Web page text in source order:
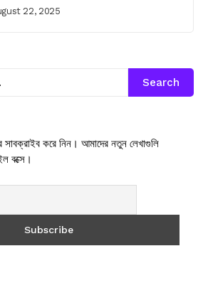
22, 2025
Search
সাবক্রাইব করে নিন। আমাদের নতুন লেখাগুলি
বক্সে।